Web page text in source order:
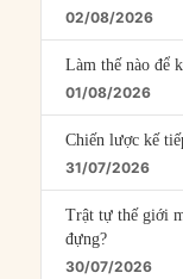
02/08/2026
Làm thế nào để
01/08/2026
Chiến lược kế
31/07/2026
Trật tự thế giới
đựng?
30/07/2026